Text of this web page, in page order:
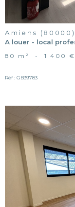
Amiens (80000)
A louer - local
80 m² - 1 400
Réf : GB39783